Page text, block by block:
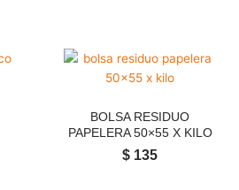
BOLSA RESIDUO
PAPELERA 50×55 X KILO
$ 135